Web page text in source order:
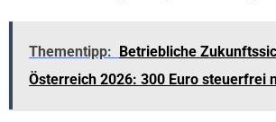
Thementipp: Betriebliche
Österreich 2026: 300 Euro steuerfrei